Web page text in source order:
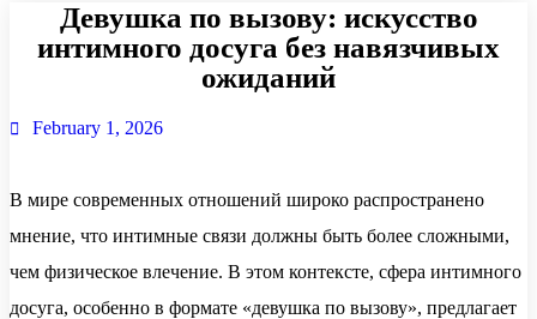
Девушка по вызову: искусство
интимного досуга без навязчивых
ожиданий
February 1, 2026
В мире современных отношений широко распространено
мнение, что интимные связи должны быть более сложными,
чем физическое влечение. В этом контексте, сфера интимного
досуга, особенно в формате «девушка по вызову», предлагает